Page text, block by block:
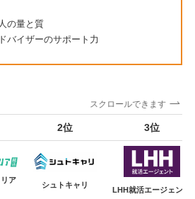
の量と質
バイザーのサポート力
スクロールできます
2位 3位
ア
シュトキャリ
LHH就活エージェント